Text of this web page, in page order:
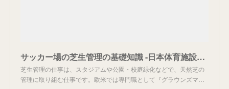
サッカー場の芝生管理の基礎知識 -日本体育施設の芝生管理技術者が教えます！- | 日本体育施設株式会社
芝生管理の仕事は、スタジアムや公園・校庭緑化などで、天然芝の
管理に取り組む仕事です。欧米では専門職として『グラウンズマ…